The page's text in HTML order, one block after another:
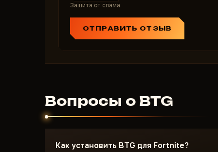
Защита от спама
ОТПРАВИТЬ ОТЗЫВ
Вопросы о BTG
Как установить BTG для Fortnite?